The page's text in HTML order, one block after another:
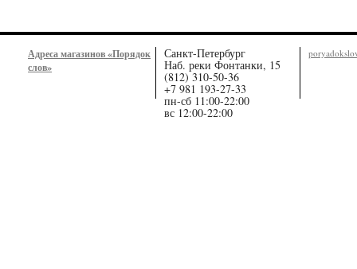
Адреса магазинов «Порядок
слов»
Санкт-Петербург
Наб. реки Фонтанки, 15
(812) 310-50-36
+7 981 193-27-33
пн-сб 11:00-22:00
вс 12:00-22:00